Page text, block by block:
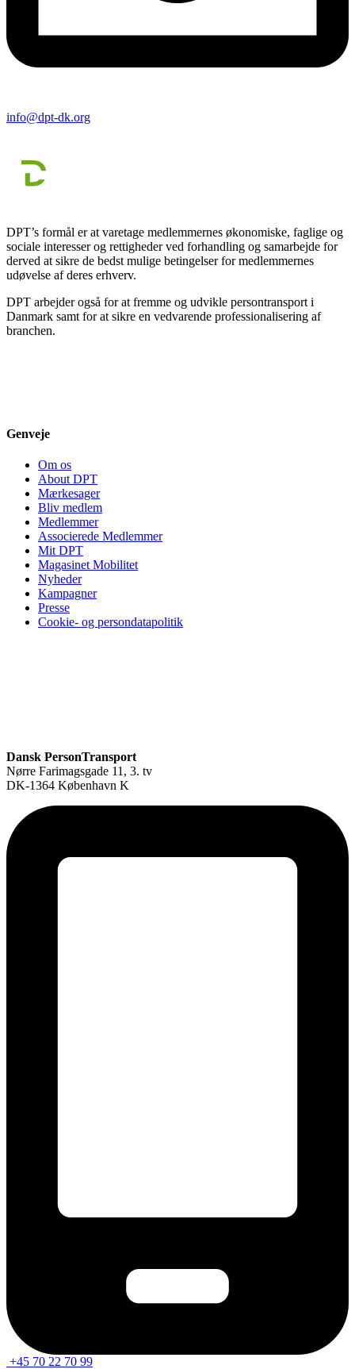
info@dpt-dk.org
DPT’s formål er at varetage medlemmernes økonomiske, faglige og
sociale interesser og rettigheder ved forhandling og samarbejde for
derved at sikre de bedst mulige betingelser for medlemmernes
udøvelse af deres erhverv.
DPT arbejder også for at fremme og udvikle persontransport i
Danmark samt for at sikre en vedvarende professionalisering af
branchen.
Genveje
Om os
About DPT
Mærkesager
Bliv medlem
Medlemmer
Associerede Medlemmer
Mit DPT
Magasinet Mobilitet
Nyheder
Kampagner
Presse
Cookie- og persondatapolitik
Dansk PersonTransport
Nørre Farimagsgade 11, 3. tv
DK-1364 København K
+45 70 22 70 99